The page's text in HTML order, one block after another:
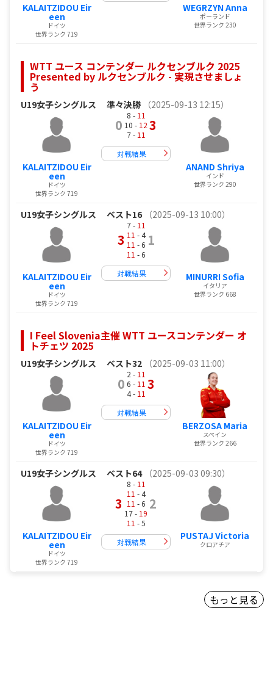
KALAITZIDOU Eir
een
ドイツ
世界ランク 719
WEGRZYN Anna
ポーランド
世界ランク 230
WTT ユース コンテンダー ルクセンブルク 2025
Presented by ルクセンブルク - 実現させましょ
う
U19女子シングルス 準々決勝 （2025-09-13 12:15）
KALAITZIDOU Eir
een
ドイツ
世界ランク 719
0
8 - 11
10 - 12
7 - 11
3
対戦結果
ANAND Shriya
インド
世界ランク 290
U19女子シングルス ベスト16 （2025-09-13 10:00）
KALAITZIDOU Eir
een
ドイツ
世界ランク 719
3
7 - 11
11 - 4
11 - 6
11 - 6
1
対戦結果 MINURRI Sofia
イタリア
世界ランク 668
I Feel Slovenia主催 WTT ユースコンテンダー オ
トチェツ 2025
U19女子シングルス ベスト32 （2025-09-03 11:00）
KALAITZIDOU Eir
een
ドイツ
世界ランク 719
0
2 - 11
6 - 11
4 - 11
3
対戦結果
BERZOSA Maria
スペイン
世界ランク 266
U19女子シングルス ベスト64 （2025-09-03 09:30）
KALAITZIDOU Eir
een
ドイツ
世界ランク 719
3
8 - 11
11 - 4
11 - 6
17 - 19
11 - 5
2
対戦結果
PUSTAJ Victoria
クロアチア
もっと見る